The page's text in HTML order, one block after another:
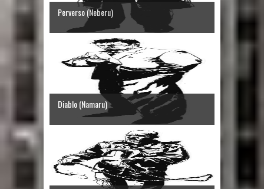
Perverso (Neberu)
Diablo (Namaru)